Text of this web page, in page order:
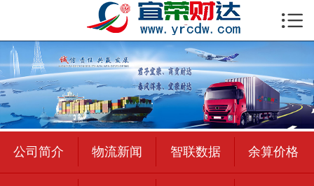
 首页
公司简介
物流新闻
绍兴至全国
合作加盟

公司简介 物流新闻 智联数据 余算价格